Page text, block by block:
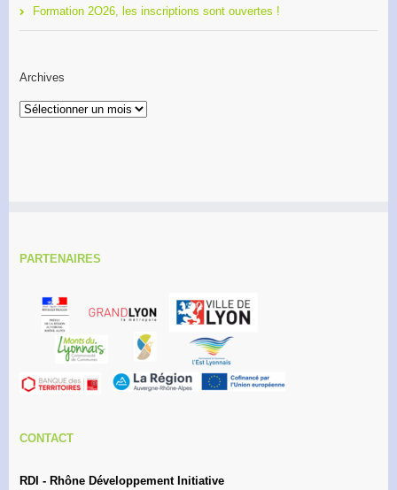
Formation 2O26, les inscriptions sont ouvertes !
Archives
Archives
PARTENAIRES
CONTACT
RDI - Rhône Développement Initiative